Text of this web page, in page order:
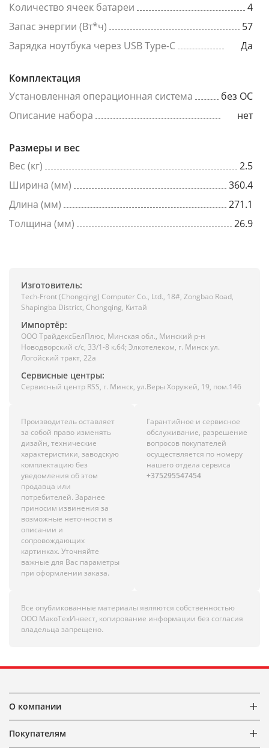
Количество ячеек батареи
4
Запас энергии (Вт*ч)
57
Зарядка ноутбука через USB Type-C
Да
Комплектация
Установленная операционная система
без ОС
Описание набора
нет
Размеры и вес
Вес (кг)
2.5
Ширина (мм)
360.4
Длина (мм)
271.1
Толщина (мм)
26.9
Изготовитель:
Tech-Front (Chongqing) Computer Co., Ltd., 18#, Zongbao Road,
Shapingba District, Chongqing, Китай
Импортёр:
ООО ТрайдексБелПлюс, Минская обл., Минский р-н
Новодворский с/с, 33/1-8 к.64; Элкотелеком, г. Минск ул.
Логойский тракт, 22а
Сервисные центры:
Сервисный центр RSS, г. Минск, ул.Веры Хоружей, 19, пом.146
Производитель оставляет
за собой право изменять
дизайн, технические
характеристики, заводскую
комплектацию без
уведомления об этом
продавца или
потребителей. Заранее
приносим извинения за
возможные неточности в
описании и
сопровождающих
картинках. Уточняйте
важные для Вас параметры
при оформлении заказа.
Гарантийное и сервисное
обслуживание, разрешение
вопросов покупателей
осуществляется по номеру
нашего отдела сервиса
+375295547454
Все опубликованные материалы являются собственностью
ООО МакоТехИнвест, копирование информации без согласия
владельца запрещено.
О компании
Покупателям